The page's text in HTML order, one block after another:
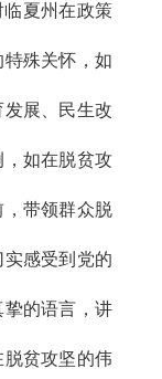
夏州在政策
殊关怀，如
展、民生改
如在脱贫攻
带领群众脱
感受到党的
的语言，讲
贫攻坚的伟